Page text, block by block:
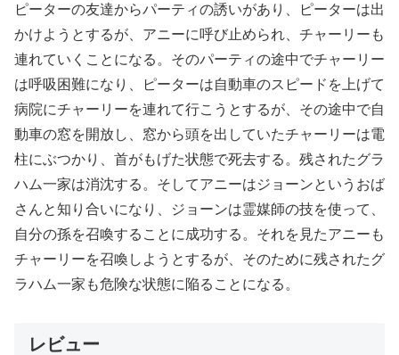
ピーターの友達からパーティの誘いがあり、ピーターは出
かけようとするが、アニーに呼び止められ、チャーリーも
連れていくことになる。そのパーティの途中でチャーリー
は呼吸困難になり、ピーターは自動車のスピードを上げて
病院にチャーリーを連れて行こうとするが、その途中で自
動車の窓を開放し、窓から頭を出していたチャーリーは電
柱にぶつかり、首がもげた状態で死去する。残されたグラ
ハム一家は消沈する。そしてアニーはジョーンというおば
さんと知り合いになり、ジョーンは霊媒師の技を使って、
自分の孫を召喚することに成功する。それを見たアニーも
チャーリーを召喚しようとするが、そのために残されたグ
ラハム一家も危険な状態に陥ることになる。
レビュー